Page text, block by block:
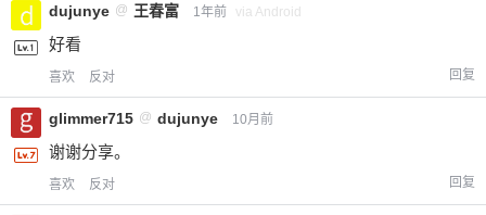
dujunye @ 王春富 1年前 via Android
好看
喜欢 反对 回复
glimmer715 @ dujunye 10月前
谢谢分享。
喜欢 反对 回复